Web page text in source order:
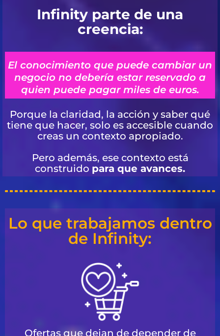
Infinity parte de una
creencia:
El conocimiento que puede cambiar un
negocio no debería estar reservado a
quien puede pagar miles de euros.
Porque la claridad, la acción y saber qué
tiene que hacer, solo es accesible cuando
creas un contexto apropiado.
Pero además, ese contexto está
construido para que avances.
Lo que trabajamos dentro
de Infinity:
Ofertas que dejan de depender de